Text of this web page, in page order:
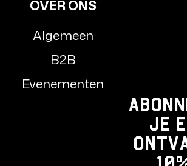
OVER ONS
Algemeen
B2B
Evenementen
je